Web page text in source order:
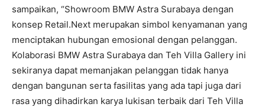
sampaikan, “Showroom BMW Astra Surabaya dengan
konsep Retail.Next merupakan simbol kenyamanan yang
menciptakan hubungan emosional dengan pelanggan.
Kolaborasi BMW Astra Surabaya dan Teh Villa Gallery ini
sekiranya dapat memanjakan pelanggan tidak hanya
dengan bangunan serta fasilitas yang ada tapi juga dari
rasa yang dihadirkan karya lukisan terbaik dari Teh Villa